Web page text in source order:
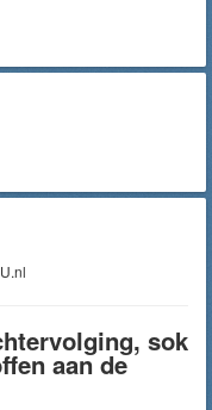
sok
aan de